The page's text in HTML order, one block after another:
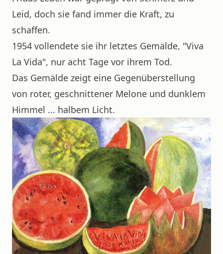
Leid, doch sie fand immer die Kraft, zu
schaffen.
1954 vollendete sie ihr letztes Gemälde, "Viva
La Vida", nur acht Tage vor ihrem Tod.
Das Gemälde zeigt eine Gegenüberstellung
von roter, geschnittener Melone und dunklem
Himmel ... halbem Licht.